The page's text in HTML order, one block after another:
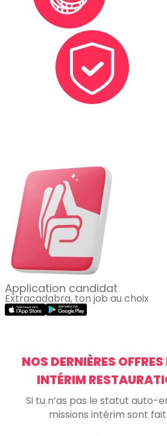
Application candidat
Extracadabra, ton job au choix
NOS DERNIÈRES
INTÉRIM
Si tu n’as pas le statut auto-
missions intérim sont